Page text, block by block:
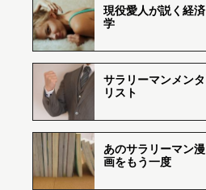
現役愛人が説く経済
学
サラリーマンメンタ
リスト
あのサラリーマン漫
画をもう一度